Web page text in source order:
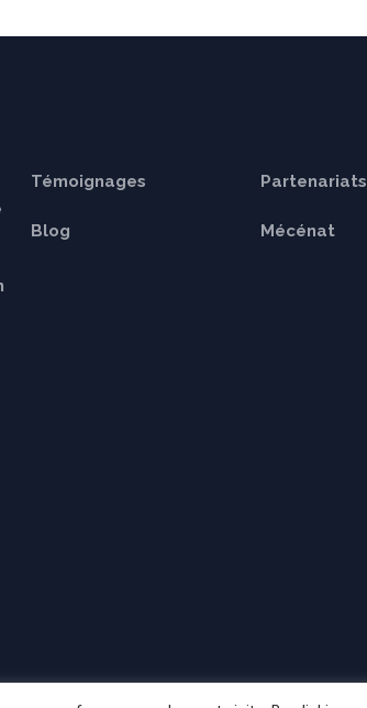
Témoignages
Blog
Partenariats
Mécénat